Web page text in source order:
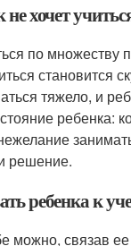
хочет
по
тяжело, и
ребенка:
решение.
ребенка к
можно, связав